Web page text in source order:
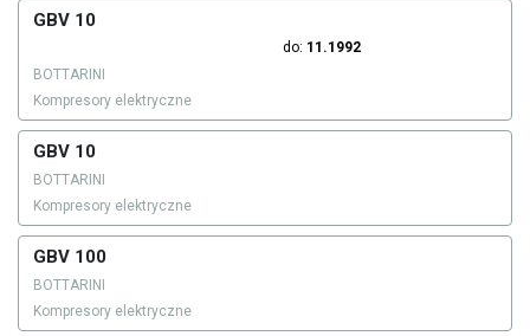
GBV 10
do: 11.1992
BOTTARINI
Kompresory elektryczne
GBV 10
BOTTARINI
Kompresory elektryczne
GBV 100
BOTTARINI
Kompresory elektryczne